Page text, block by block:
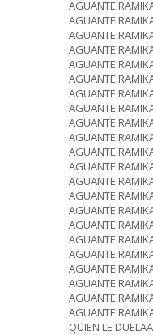
AGUANTE
AGUANTE
AGUANTE
AGUANTE
AGUANTE
AGUANTE
AGUANTE
AGUANTE
AGUANTE
AGUANTE
AGUANTE
AGUANTE
AGUANTE
AGUANTE
AGUANTE
AGUANTE
AGUANTE
AGUANTE
AGUANTE
AGUANTE
AGUANTE
AGUANTE
QUIEN LE